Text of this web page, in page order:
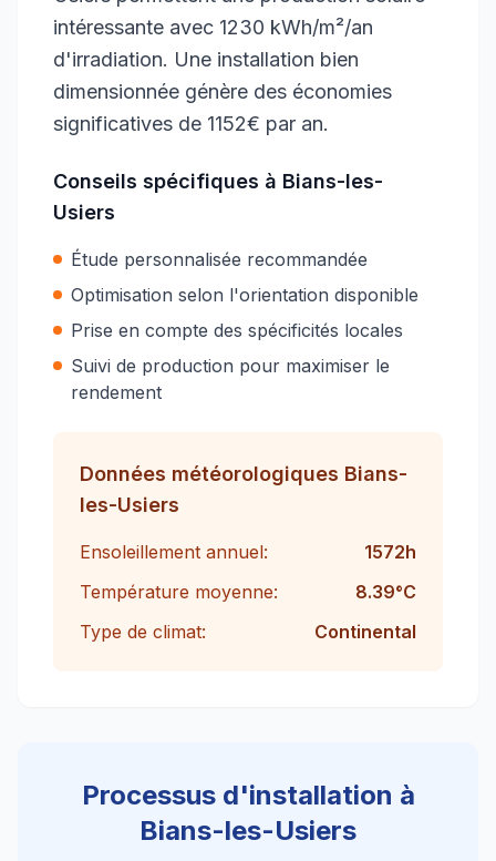
intéressante avec 1230 kWh/m²/an
d'irradiation. Une installation bien
dimensionnée génère des économies
significatives de 1152€ par an.
Conseils spécifiques à Bians-les-
Usiers
Étude personnalisée recommandée
Optimisation selon l'orientation disponible
Prise en compte des spécificités locales
Suivi de production pour maximiser le
rendement
Données météorologiques Bians-
les-Usiers
Ensoleillement annuel: 1572h
Température moyenne:
8.39°C
Type de climat:
Continental
Processus d'installation à
Bians-les-Usiers